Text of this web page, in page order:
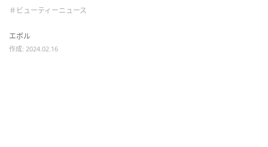
＃ビューティーニュース
エボル
作成: 2024.02.16